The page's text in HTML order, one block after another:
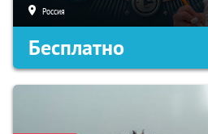
Россия
Бесплатно